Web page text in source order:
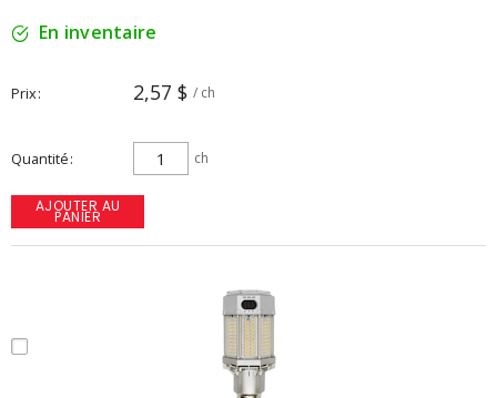
En inventaire
Prix 2,57 $ / ch
Quantité ch
AJOUTER AU
PANIER